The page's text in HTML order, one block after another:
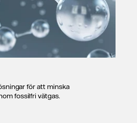
för att minska
fossilfri vätgas.